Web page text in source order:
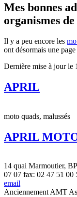
Mes bonnes
organismes
Il y a peu encore les
ont désormais une page
Dernière mise à jour le
APRIL
moto quads, malussés
APRIL
14 quai Marmoutier,
07 07 fax: 02 47 51 00
email
Anciennement AMT